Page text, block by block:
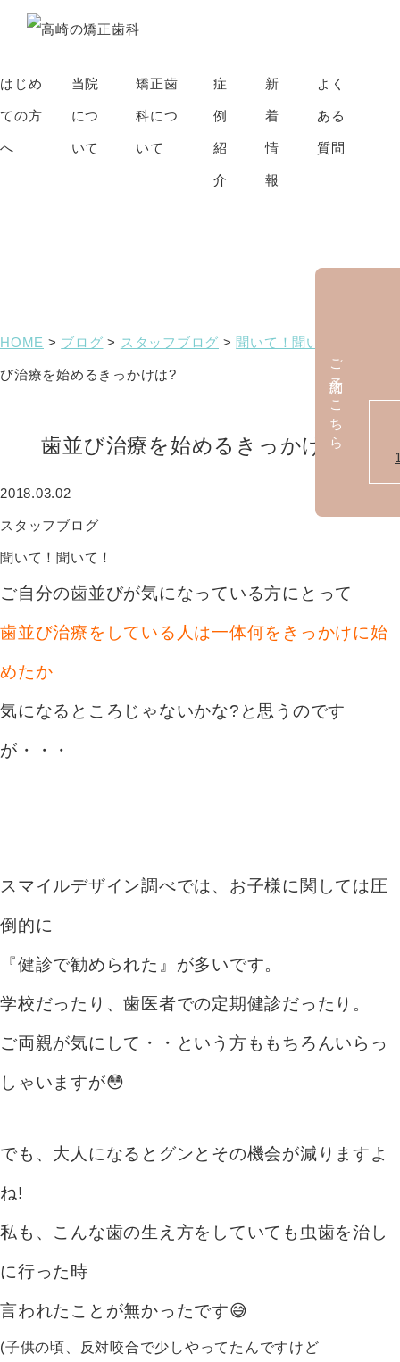
はじめ
ての方
へ
当院
につ
いて
矯正歯
科につ
いて
症
例
紹
介
新
着
情
報
よく
ある
質問
HOME > ブログ > スタッフブログ > 聞いて！聞いて！
び治療を始めるきっかけは?
歯並び治療を始めるきっかけは?
2018.03.02
スタッフブログ
聞いて！聞いて！
ご自分の歯並びが気になっている方にとって
歯並び治療をしている人は一体何をきっかけに始
めたか
気になるところじゃないかな?と思うのです
が・・・
スマイルデザイン調べでは、お子様に関しては圧
倒的に
『健診で勧められた』が多いです。
学校だったり、歯医者での定期健診だったり。
ご両親が気にして・・という方ももちろんいらっ
しゃいますが😳
でも、大人になるとグンとその機会が減りますよ
ね!
私も、こんな歯の生え方をしていても虫歯を治し
に行った時
言われたことが無かったです😅
(子供の頃、反対咬合で少しやってたんですけど
ご予約はこちら